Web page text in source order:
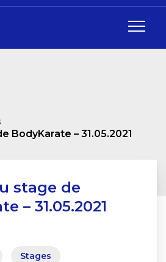
BodyKarate – 31.05.2021
stage de
– 31.05.2021
Stages